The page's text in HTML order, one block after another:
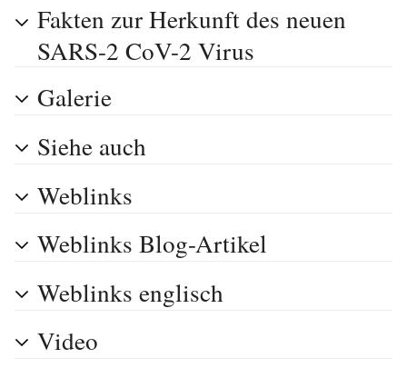
Fakten zur Herkunft des neuen
SARS-2 CoV-2 Virus
Galerie
Siehe auch
Weblinks
Weblinks Blog-Artikel
Weblinks englisch
Video